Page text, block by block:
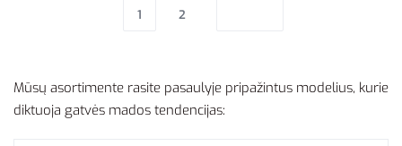
1 2
Mūsų asortimente rasite pasaulyje pripažintus modelius, kurie
diktuoja gatvės mados tendencijas: